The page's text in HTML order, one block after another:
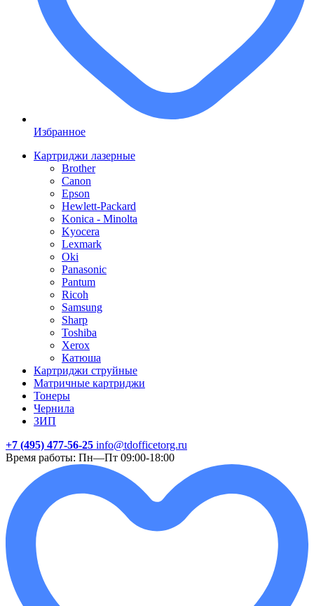
Избранное
Картриджи лазерные
Brother
Canon
Epson
Hewlett-Packard
Konica - Minolta
Kyocera
Lexmark
Oki
Panasonic
Pantum
Ricoh
Samsung
Sharp
Toshiba
Xerox
Катюша
Картриджи струйные
Матричные картриджи
Тонеры
Чернила
ЗИП
+7 (495) 477-56-25 info@tdofficetorg.ru
Время работы: Пн—Пт 09:00-18:00